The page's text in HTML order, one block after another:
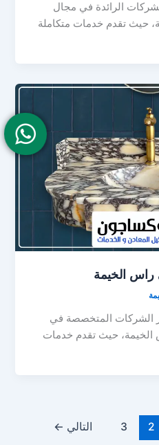
الرائدة في مجال
حيث تقدم خدمات متكاملة
الخيمة
الشركات المتخصصة في
حيث تقدم خدمات
2
3 التالي ←